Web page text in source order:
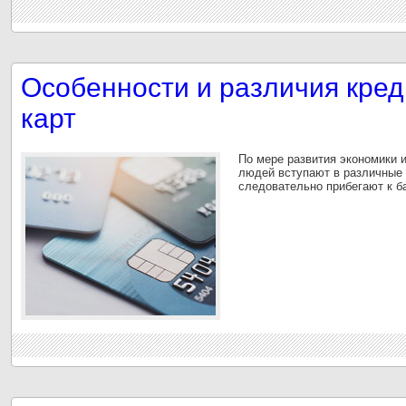
Особенности и различия
карт
По мере развития экономики
людей вступают в различные
следовательно прибегают к